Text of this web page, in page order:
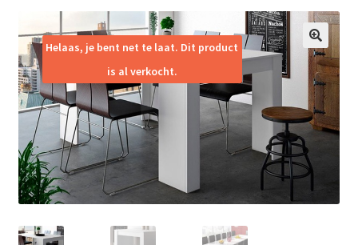
Werk
Kleding
Retourboxen
🔍
Helaas, je bent net te laat. Dit product
is al verkocht.